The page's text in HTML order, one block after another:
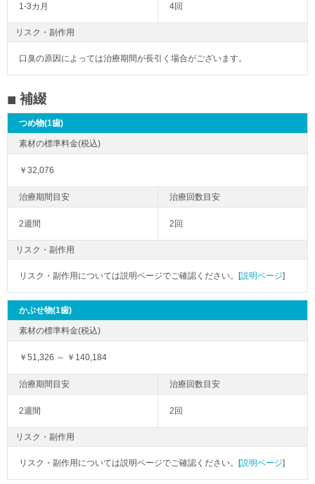
1-3カ月 4回
リスク・副作用
口臭の原因によっては治療期間が長引く場合がございます。
補綴
つめ物(1歯)
￥32,076
2週間 2回
リスク・副作用
リスク・副作用については説明ページでご確認ください。[説明ページ]
かぶせ物(1歯)
￥51,326 ～ ￥140,184
2週間 2回
リスク・副作用
リスク・副作用については説明ページでご確認ください。[説明ページ]